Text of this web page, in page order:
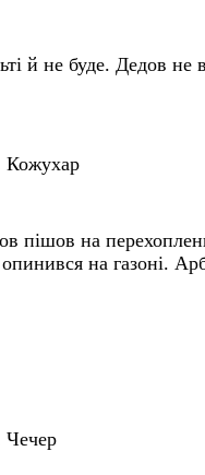
й не буде. Дедов не
Кожухар
пішов на
на газоні.
Чечер